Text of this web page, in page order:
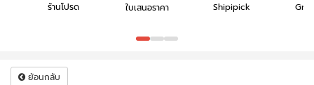
ร้านโปรด ใบเสนอราคา Shipipick
ย้อนกลับ